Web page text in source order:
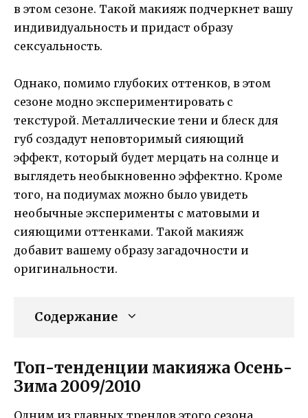
в этом сезоне. Такой макияж подчеркнет вашу
индивидуальность и придаст образу
сексуальность.
Однако, помимо глубоких оттенков, в этом
сезоне модно экспериментировать с
текстурой. Металлические тени и блеск для
губ создадут неповторимый сияющий
эффект, который будет мерцать на солнце и
выглядеть необыкновенно эффектно. Кроме
того, на подиумах можно было увидеть
необычные эксперименты с матовыми и
сияющими оттенками. Такой макияж
добавит вашему образу загадочности и
оригинальности.
Содержание
Топ-тенденции макияжа Осень-
Зима 2009/2010
Одним из главных трендов этого сезона